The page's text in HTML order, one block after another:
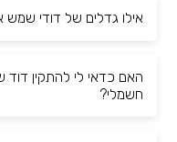
אילו גדלים של דודי
האם כדאי לי להתקין
חשמלי?